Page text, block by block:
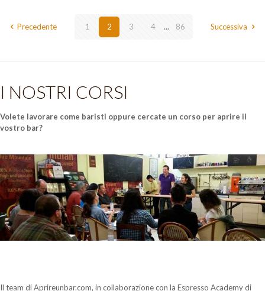
Precedente 1 2 3 4 ... 86 Successiva
I NOSTRI CORSI
Volete lavorare come baristi oppure cercate un corso per aprire il
vostro bar?
Il team di Aprireunbar.com, in collaborazione con la Espresso Academy di